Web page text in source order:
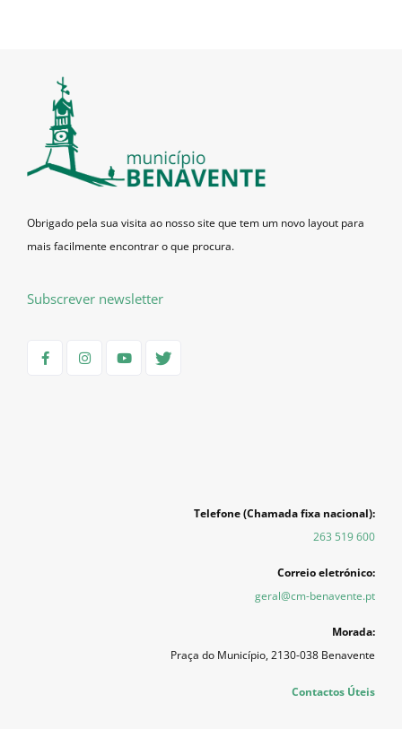
Obrigado pela sua visita ao nosso site que tem um novo layout para
mais facilmente encontrar o que procura.
Subscrever newsletter
Telefone (Chamada fixa nacional):
263 519 600
Correio eletrónico:
geral@cm-benavente.pt
Morada:
Praça do Município, 2130-038 Benavente
Contactos Úteis